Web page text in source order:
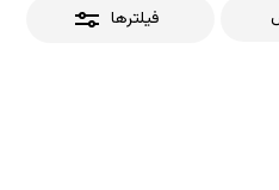
فیلترها